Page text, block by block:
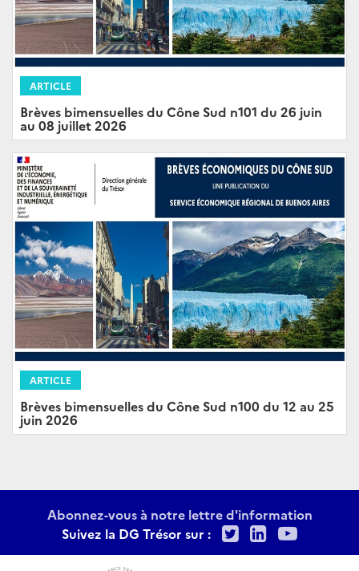
ARTICLE
Brèves bimensuelles du Cône Sud n101 du 26 juin
au 08 juillet 2026
ARTICLE
Brèves bimensuelles du Cône Sud n100 du 12 au 25
juin 2026
Abonnez-vous à notre lettre d'information
Suivez la DG Trésor sur :
TwitterLinkedIn